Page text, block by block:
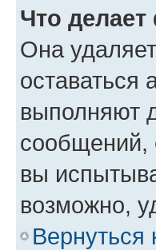
Что
Она
оставаться
выполняют
сообщений,
вы
возможно,
Вернуться